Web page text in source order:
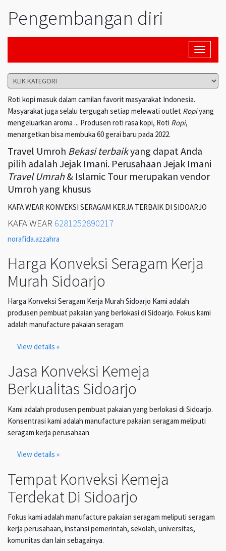
Pengembangan diri
Toggle
Roti kopi masuk dalam camilan favorit masyarakat Indonesia.
Masyarakat juga selalu tergugah setiap melewati outlet Ropiyang
mengeluarkan aroma ... Produsen roti rasa kopi, Roti Ropi,
menargetkan bisa membuka 60 gerai baru pada 2022.
Travel Umroh Bekasi terbaikyang dapat Anda
pilih adalah Jejak Imani. Perusahaan Jejak Imani
Travel Umrah& Islamic Tour merupakan vendor
Umroh yang khusus
KAFA WEAR KONVEKSI SERAGAM KERJA TERBAIK DI SIDOARJO
KAFA WEAR 6281252890217
norafida.azzahra
Harga Konveksi Seragam Kerja
Murah Sidoarjo
Harga Konveksi Seragam Kerja Murah Sidoarjo Kami adalah
produsen pembuat pakaian yang berlokasi di Sidoarjo. Fokus kami
adalah manufacture pakaian seragam
View details »
Jasa Konveksi Kemeja
Berkualitas Sidoarjo
Kami adalah produsen pembuat pakaian yang berlokasi di Sidoarjo.
Konsentrasi kami adalah manufacture pakaian seragam meliputi
seragam kerja perusahaan
View details »
Tempat Konveksi Kemeja
Terdekat Di Sidoarjo
Fokus kami adalah manufacture pakaian seragam meliputi seragam
kerja perusahaan, instansi pemerintah, sekolah, universitas,
komunitas dan lain sebagainya.